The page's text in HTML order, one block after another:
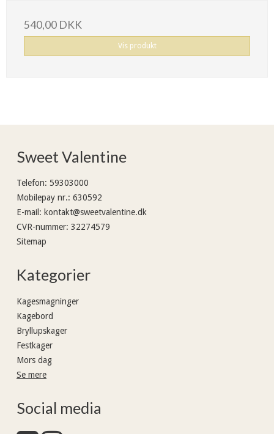
540,00 DKK
Vis produkt
Sweet Valentine
Telefon: 59303000
Mobilepay nr.: 630592
E-mail : kontakt@sweetvalentine.dk
CVR-nummer: 32274579
Sitemap
Kategorier
Kagesmagninger
Kagebord
Bryllupskager
Festkager
Mors dag
Se mere
Social media